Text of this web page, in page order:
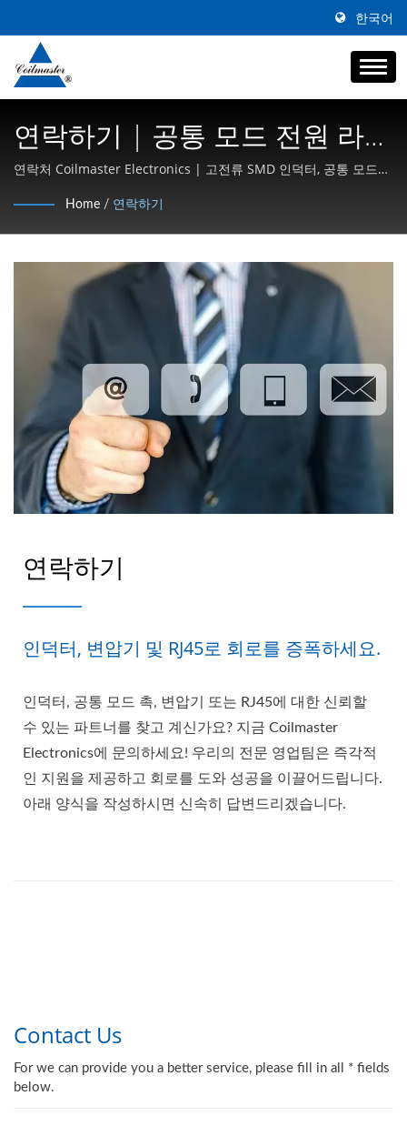
한국어
연락하기 | 공통 모드 전원 라인
초크 제조업체 | Coilmaster
Electronics
연락처 Coilmaster Electronics | 고전류 SMD 인덕터, 공통 모드
Home / 연락하기
연락하기
인덕터, 변압기 및 RJ45로 회로를 증폭하세요.
인덕터, 공통 모드 촉, 변압기 또는 RJ45에 대한 신뢰할
수 있는 파트너를 찾고 계신가요? 지금 Coilmaster
Electronics에 문의하세요! 우리의 전문 영업팀은 즉각적
인 지원을 제공하고 회로를 도와 성공을 이끌어드립니다.
아래 양식을 작성하시면 신속히 답변드리겠습니다.